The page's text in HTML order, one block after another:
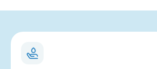
800 x 360 x 1990